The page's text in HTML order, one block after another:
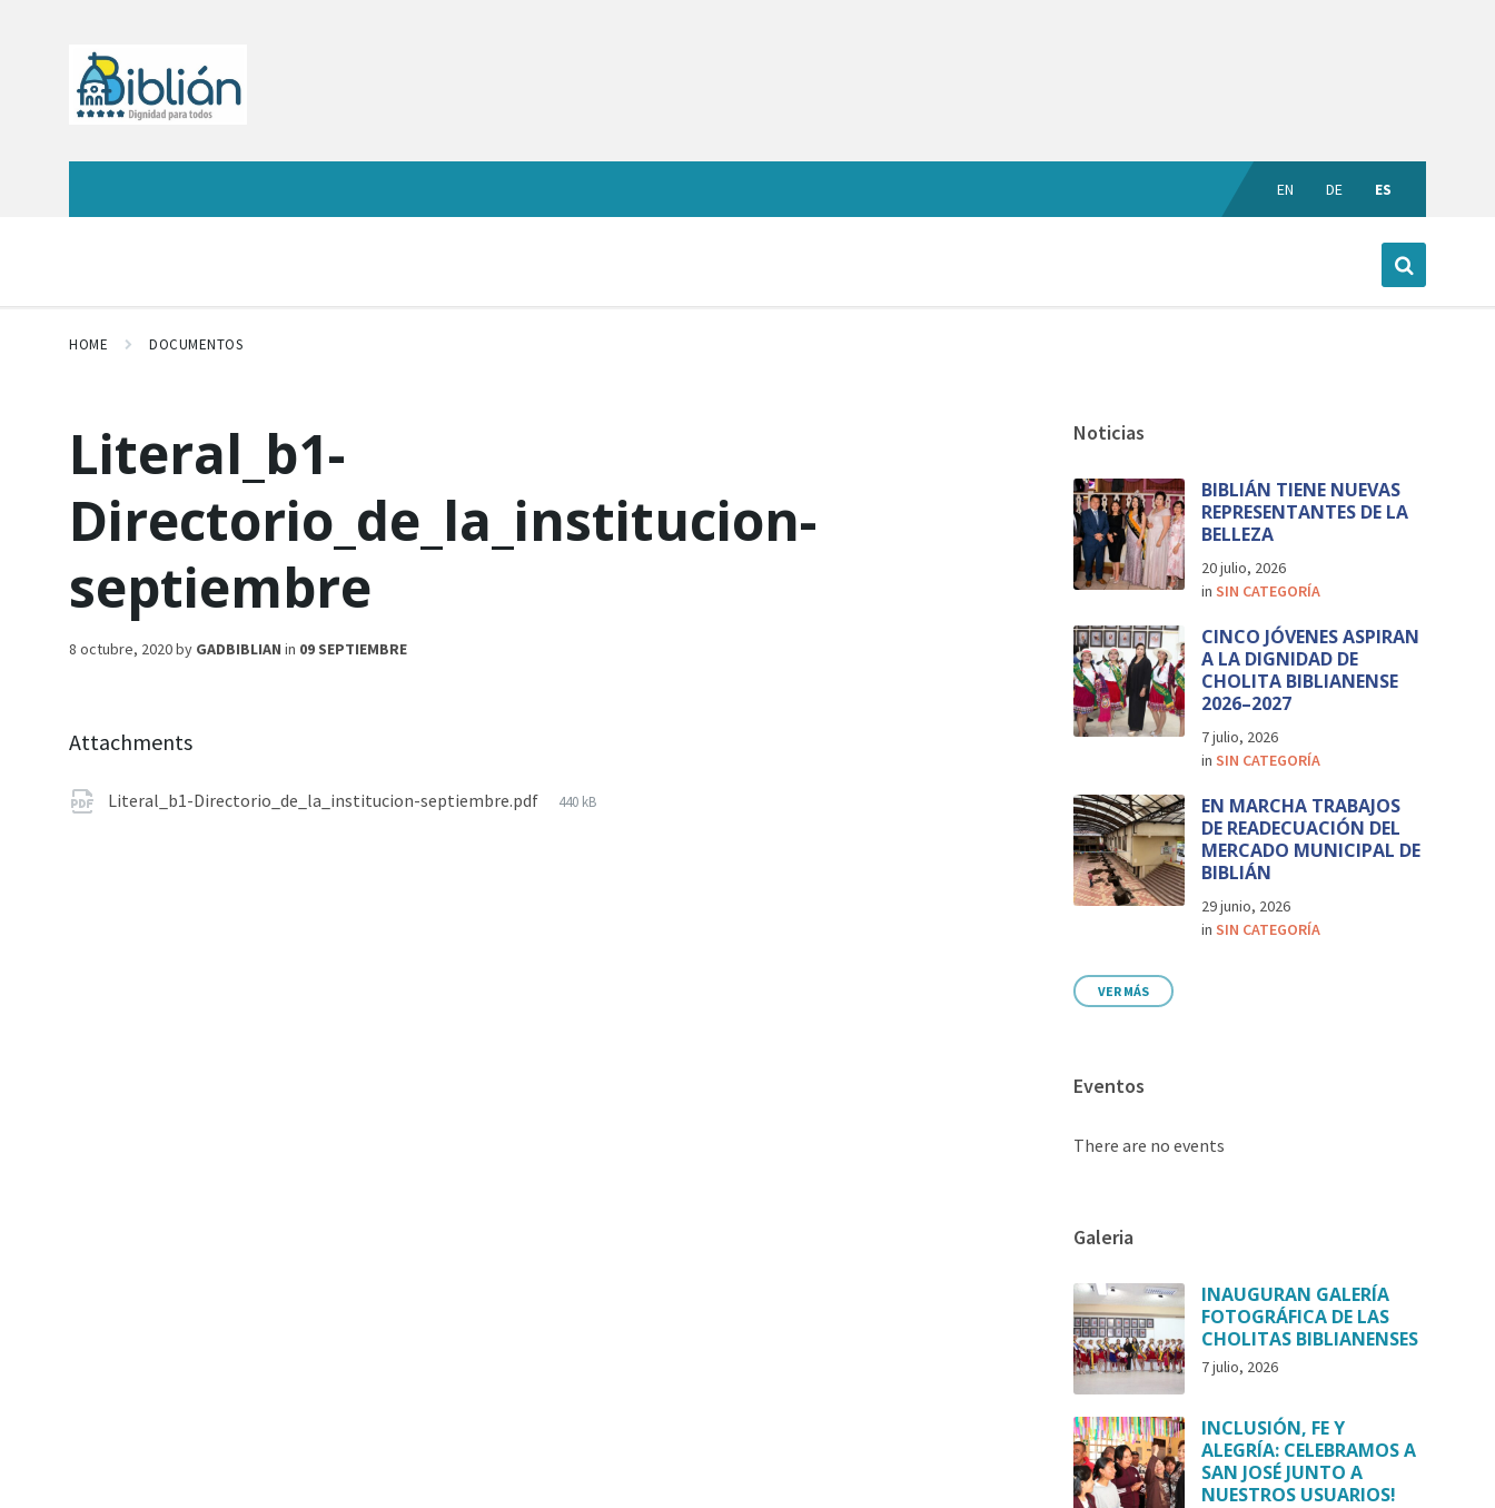
EN DE ES
HOME DOCUMENTOS
Literal_b1-
Directorio_de_la_institucion-
septiembre
8 octubre, 2020by GADBIBLIAN in 09 SEPTIEMBRE
Attachments
Literal_b1-Directorio_de_la_institucion-septiembre.pdf 440 kB
Noticias
BIBLIÁN TIENE NUEVAS
REPRESENTANTES DE LA
BELLEZA
20 julio, 2026
inSIN CATEGORÍA
CINCO JÓVENES ASPIRAN
A LA DIGNIDAD DE
CHOLITA BIBLIANENSE
2026–2027
7 julio, 2026
inSIN CATEGORÍA
EN MARCHA TRABAJOS
DE READECUACIÓN DEL
MERCADO MUNICIPAL DE
BIBLIÁN
29 junio, 2026
inSIN CATEGORÍA
VER MÁS
Eventos
There are no events
Galeria
INAUGURAN GALERÍA
FOTOGRÁFICA DE LAS
CHOLITAS BIBLIANENSES
7 julio, 2026
INCLUSIÓN, FE Y
ALEGRÍA: CELEBRAMOS A
SAN JOSÉ JUNTO A
NUESTROS USUARIOS!